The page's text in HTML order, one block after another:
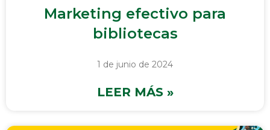
Marketing efectivo para
bibliotecas
1 de junio de 2024
LEER MÁS »